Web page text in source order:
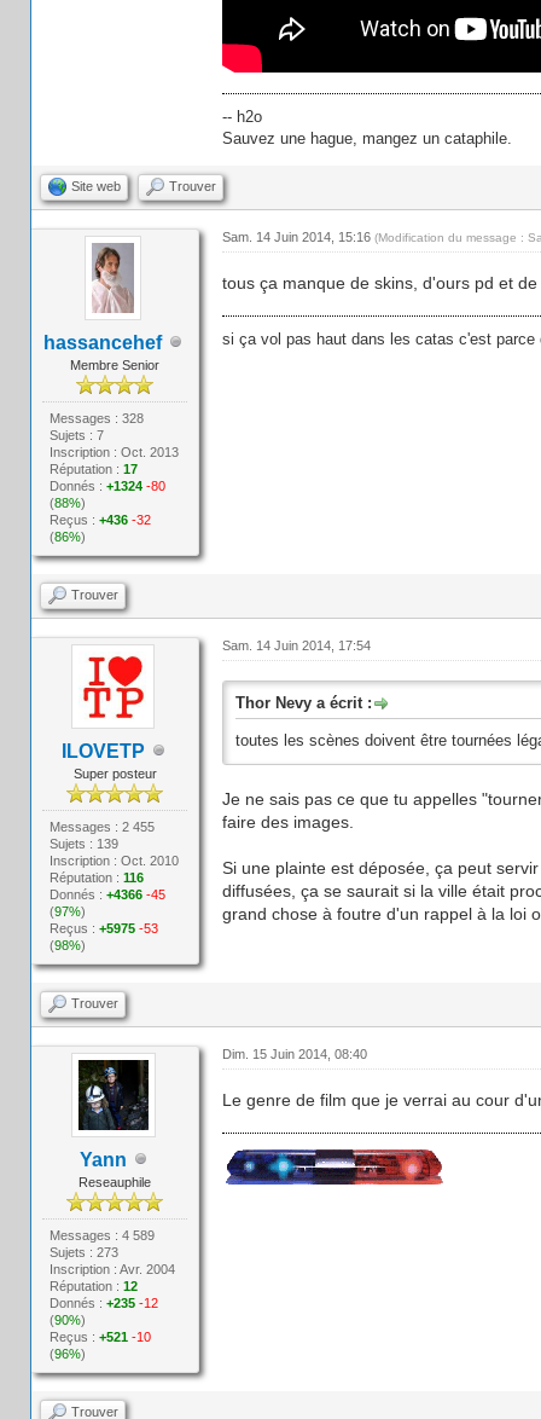
-- h2o
Sauvez une hague, mangez un cataphile.
Site web Trouver
hassancehef
Membre Senior
Messages : 328
Sujets : 7
Inscription : Oct. 2013
Réputation :17
Donnés :+1324 -80
(88%)
Reçus :+436 -32
(86%)
Sam. 14 Juin 2014, 15:16 (Modification du message :
tous ça manque de skins, d'ours pd et
si ça vol pas haut dans les catas c'est
Trouver
ILOVETP
Super posteur
Messages : 2 455
Sujets : 139
Inscription : Oct. 2010
Réputation :116
Donnés :+4366 -45
(97%)
Reçus :+5975 -53
(98%)
Sam. 14 Juin 2014, 17:54
Thor Nevy a écrit :
toutes les scènes doivent être tournées
Je ne sais pas ce que tu appelles
faire des images.
Si une plainte est déposée, ça peut
diffusées, ça se saurait si la ville était
grand chose à foutre d'un rappel à la loi
Trouver
Yann
Reseauphile
Messages : 4 589
Sujets : 273
Inscription : Avr. 2004
Réputation :12
Donnés :+235 -12
(90%)
Reçus :+521 -10
(96%)
Dim. 15 Juin 2014, 08:40
Le genre de film que je verrai au cour
Trouver